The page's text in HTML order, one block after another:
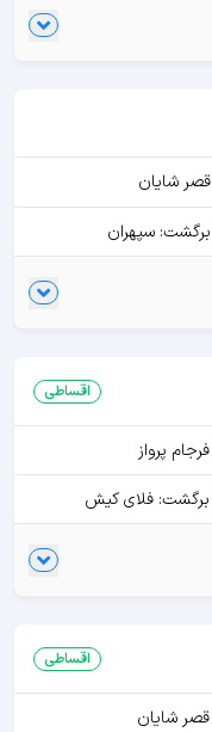
قصر شایان
برگشت: سپهران
اقساطی
فرجام پرواز
برگشت: فلای کیش
اقساطی
قصر شایان